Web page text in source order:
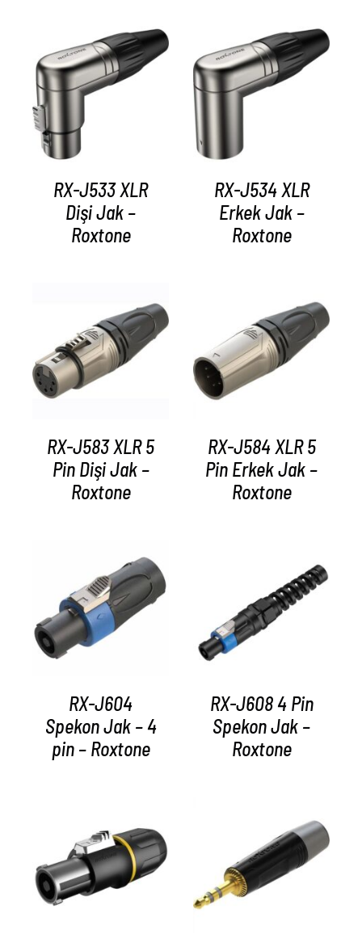
AYRINTILAR
RX-J533 XLR
Dişi Jak –
Roxtone
AYRINTILAR
RX-J534 XLR
Erkek Jak –
Roxtone
AYRINTILAR
RX-J583 XLR 5
Pin Dişi Jak –
Roxtone
AYRINTILAR
RX-J584 XLR 5
Pin Erkek Jak –
Roxtone
AYRINTILAR
RX-J604
Spekon Jak – 4
pin – Roxtone
AYRINTILAR
RX-J608 4 Pin
Spekon Jak –
Roxtone
AYRINTILAR AYRINTILAR